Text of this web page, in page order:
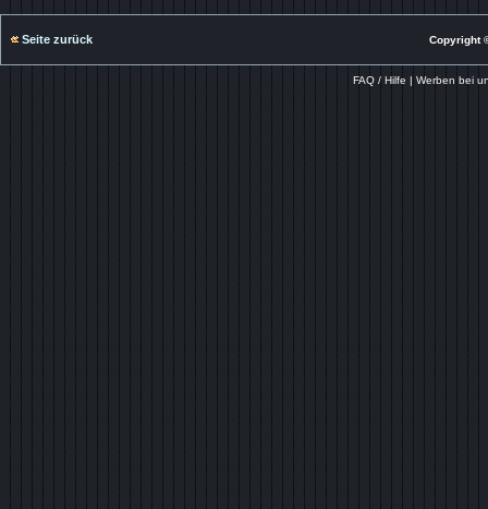
Seite zurück Copyright
FAQ / Hilfe |Werben bei